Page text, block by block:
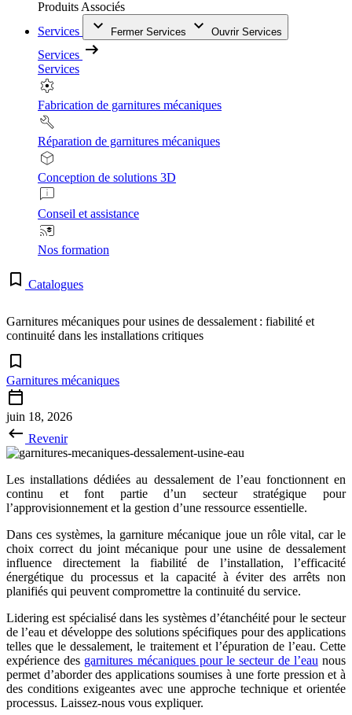
Produits Associés
Services
Fermer Services Ouvrir Services
Services
Services
Fabrication de garnitures mécaniques
Réparation de garnitures mécaniques
Conception de solutions 3D
Conseil et assistance
Nos formation
Catalogues
Garnitures mécaniques pour usines de dessalement : fiabilité et
continuité dans les installations critiques
Garnitures mécaniques
juin 18, 2026
Revenir
Les installations dédiées au dessalement de l’eau fonctionnent en
continu et font partie d’un secteur stratégique pour
l’approvisionnement et la gestion d’une ressource essentielle.
Dans ces systèmes, la garniture mécanique joue un rôle vital, car le
choix correct du joint mécanique pour une usine de dessalement
influence directement la fiabilité de l’installation, l’efficacité
énergétique du processus et la capacité à éviter des arrêts non
planifiés qui peuvent compromettre la continuité du service.
Lidering est spécialisé dans les systèmes d’étanchéité pour le secteur
de l’eau et développe des solutions spécifiques pour des applications
telles que le dessalement, le traitement et l’épuration de l’eau. Cette
expérience des garnitures mécaniques pour le secteur de l’eau nous
permet d’aborder des applications soumises à une forte pression et à
des conditions exigeantes avec une approche technique et orientée
processus. Laissez-nous vous expliquer.